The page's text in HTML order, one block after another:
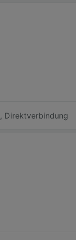
, Direktverbindung